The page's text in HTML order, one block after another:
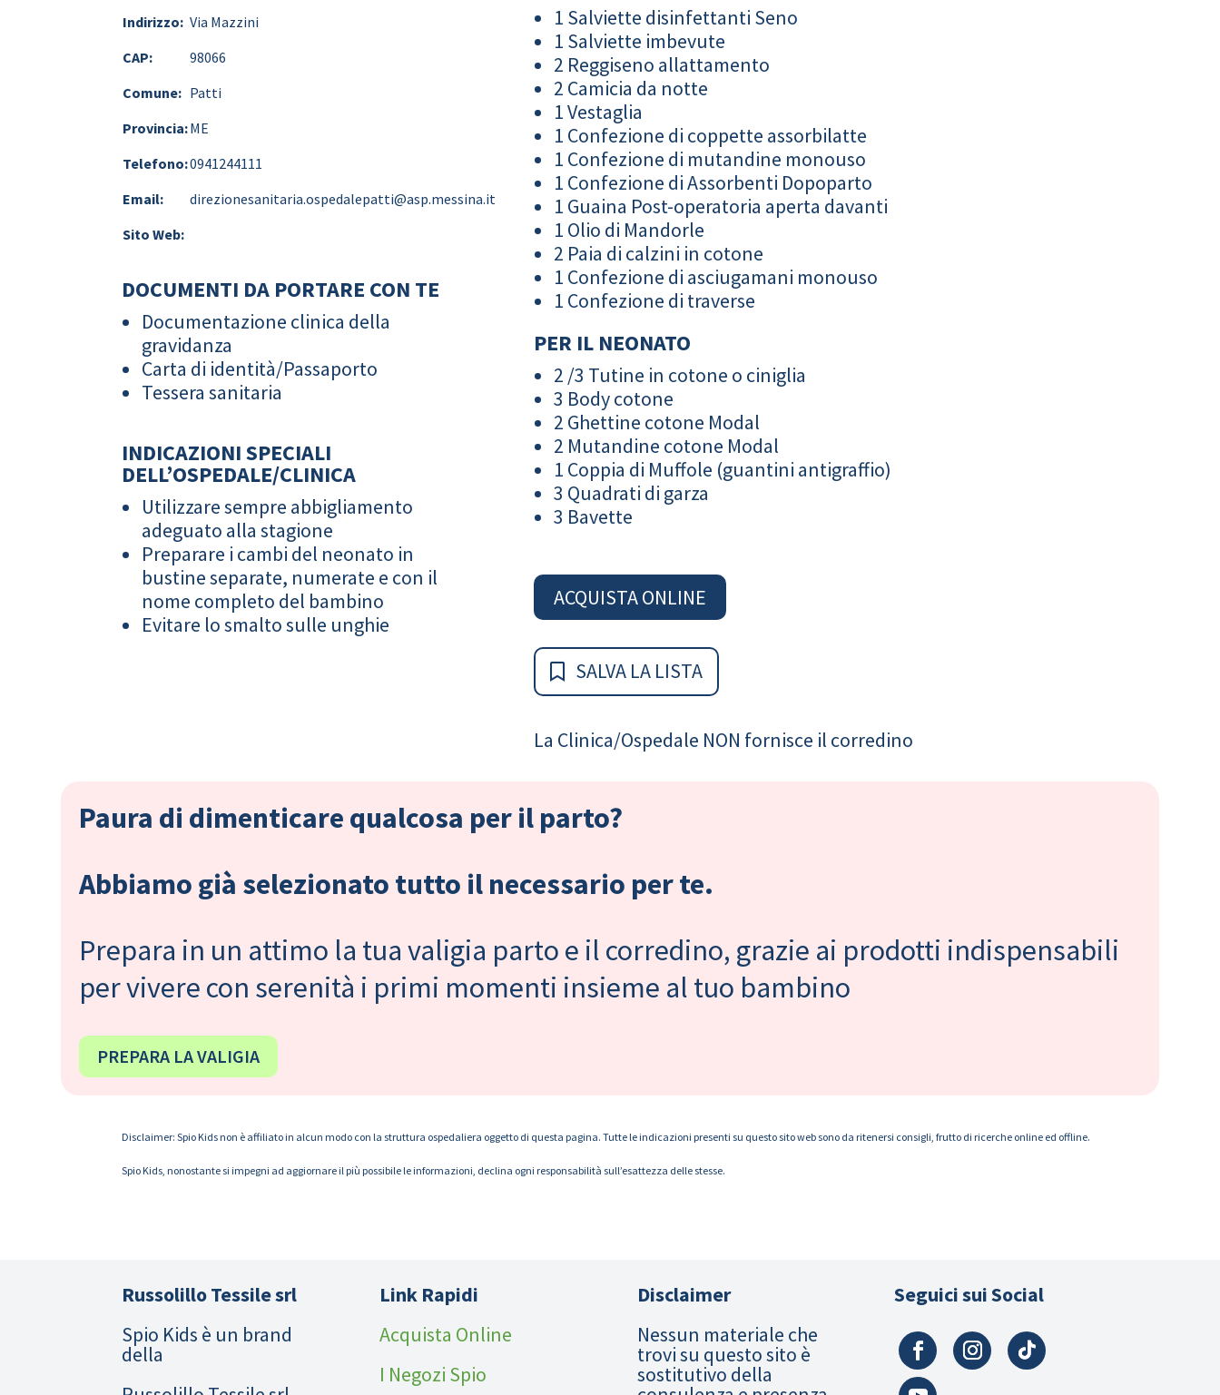
Indirizzo: Via Mazzini
CAP:
98066
Comune: Patti
Provincia:ME
Telefono:0941244111
Email:
direzionesanitaria.ospedalepatti@asp.messina.it
Sito Web:
DOCUMENTI DA PORTARE CON TE
Documentazione clinica della
gravidanza
Carta di identità/Passaporto
Tessera sanitaria
INDICAZIONI SPECIALI
DELL’OSPEDALE/CLINICA
Utilizzare sempre abbigliamento
adeguato alla stagione
Preparare i cambi del neonato in
bustine separate, numerate e con il
nome completo del bambino
Evitare lo smalto sulle unghie
1 Salviette disinfettanti Seno
1 Salviette imbevute
2 Reggiseno allattamento
2 Camicia da notte
1 Vestaglia
1 Confezione di coppette assorbilatte
1 Confezione di mutandine monouso
1 Confezione di Assorbenti Dopoparto
1 Guaina Post-operatoria aperta davanti
1 Olio di Mandorle
2 Paia di calzini in cotone
1 Confezione di asciugamani monouso
1 Confezione di traverse
PER IL NEONATO
2 /3 Tutine in cotone o ciniglia
3 Body cotone
2 Ghettine cotone Modal
2 Mutandine cotone Modal
1 Coppia di Muffole (guantini antigraffio)
3 Quadrati di garza
3 Bavette
ACQUISTA ONLINE
SALVA LA LISTA
La Clinica/Ospedale NON fornisce il corredino
Paura di dimenticare qualcosa per il parto?
Abbiamo già selezionato tutto il necessario per te.
Prepara in un attimo la tua valigia parto e il corredino, grazie ai prodotti indispensabili
per vivere con serenità i primi momenti insieme al tuo bambino
PREPARA LA VALIGIA
Disclaimer: Spio Kids non è affiliato in alcun modo con la struttura ospedaliera oggetto di questa pagina. Tutte le indicazioni presenti su questo sito web sono da ritenersi consigli, frutto di ricerche online ed offline.
Spio Kids, nonostante si impegni ad aggiornare il più possibile le informazioni, declina ogni responsabilità sull’esattezza delle stesse.
Russolillo Tessile srl
Spio Kids è un brand
della
Link Rapidi
Acquista Online
I Negozi Spio
Disclaimer
Nessun materiale che
trovi su questo sito è
sostitutivo della
Seguici sui Social